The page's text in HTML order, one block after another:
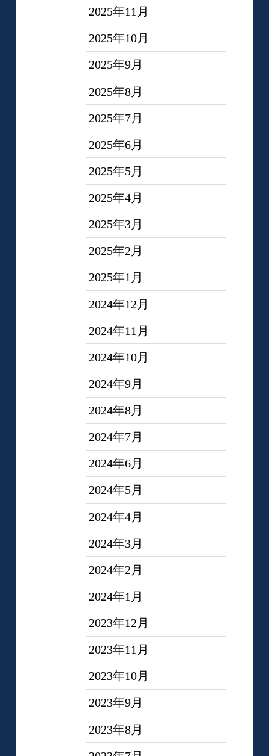
2025年11月
2025年10月
2025年9月
2025年8月
2025年7月
2025年6月
2025年5月
2025年4月
2025年3月
2025年2月
2025年1月
2024年12月
2024年11月
2024年10月
2024年9月
2024年8月
2024年7月
2024年6月
2024年5月
2024年4月
2024年3月
2024年2月
2024年1月
2023年12月
2023年11月
2023年10月
2023年9月
2023年8月